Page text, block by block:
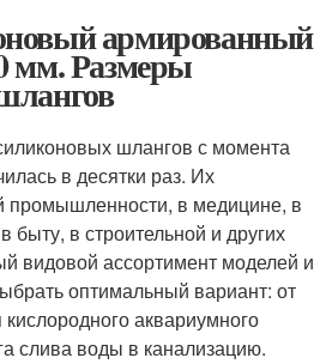
армированный
мм. Размеры
шлангов с момента
в десятки раз. Их
промышленности, в медицине, в
быту, в строительной и других
видовой ассортимент моделей и
оптимальный вариант: от
аквариумного
слива воды в канализацию.